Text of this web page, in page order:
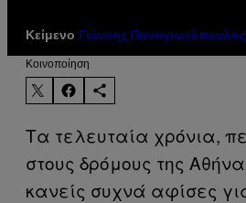
Κείμενο Γιάννης Παναγιωτόπουλος
Kοινοποίηση
Τα τελευταία χρόνια,
στους δρόμους της
κανείς συχνά αφίσες